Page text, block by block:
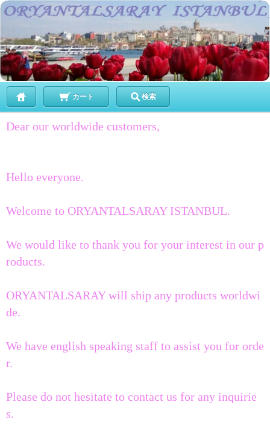
カート 検索
Dear our worldwide customers,
Hello everyone.
Welcome to ORYANTALSARAY ISTANBUL.
We would like to thank you for your interest in our p
roducts.
ORYANTALSARAY will ship any products worldwi
de.
We have english speaking staff to assist you for orde
r.
Please do not hesitate to contact us for any inquirie
s.